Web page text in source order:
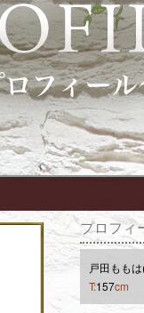
プロフィ
戸田もも
T:157cm